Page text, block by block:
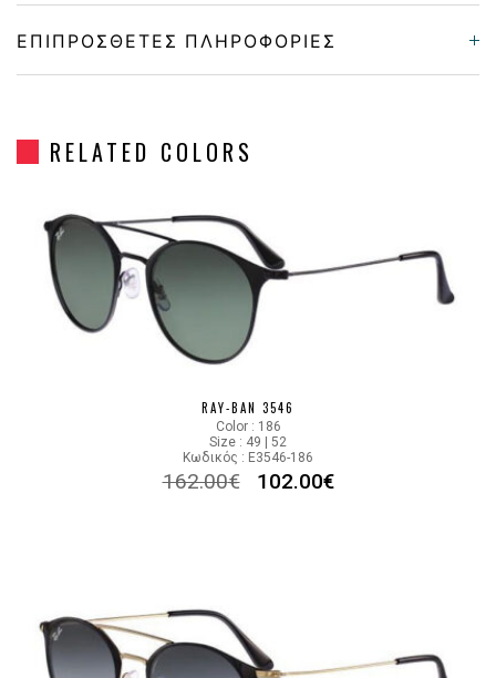
ΕΠΙΠΡΌΣΘΕΤΕΣ ΠΛΗΡΟΦΟΡΊΕΣ
Gender Unisex
Material Μεταλλικό
Color BROWN GOLD
Lens Color GRADIENT BROWN
RELATED COLORS
RAY-BAN 3546
Color : 186
Size : 49 | 52
Κωδικός : E3546-186
162.00€ 102.00€